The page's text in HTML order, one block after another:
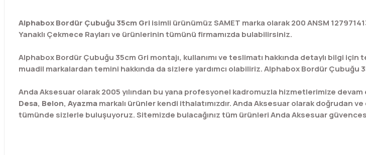
Alphabox Bordür Çubuğu 35cm Gri isimli ürünümüz SAMET marka olarak 200 ANSM
Yanaklı Çekmece Rayları ve ürünlerinin tümünü firmamızda bulabilirsiniz.
Alphabox Bordür Çubuğu 35cm Gri montajı, kullanımı ve teslimatı hakkında detaylı bilgi
muadil markalardan temini hakkında da sizlere yardımcı olabiliriz. Alphabox Bordür
Anda Aksesuar olarak 2005 yılından bu yana profesyonel kadromuzla hizmetlerimize
Desa, Belon, Ayazma markalı ürünler kendi ithalatımızdır. Anda Aksesuar olarak doğrudan
tümünde sizlerle buluşuyoruz. Sitemizde bulacağınız tüm ürünleri Anda Aksesuar